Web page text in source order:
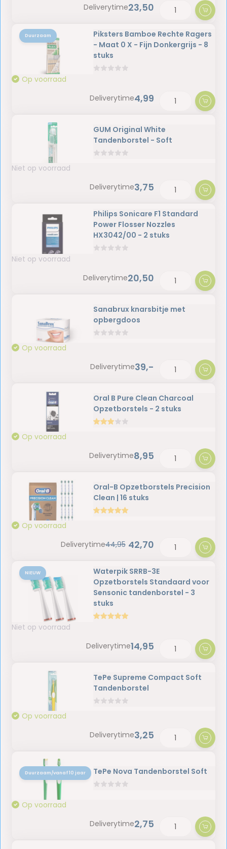
Deliverytime23,50
Duurzaam
Piksters Bamboe Rechte Ragers
- Maat 0 X - Fijn Donkergrijs - 8
stuks
Op voorraad
Deliverytime4,99
GUM Original White
Tandenborstel - Soft
Niet op voorraad
Deliverytime3,75
Philips Sonicare F1 Standard
Power Flosser Nozzles
HX3042/00 - 2 stuks
Niet op voorraad
Deliverytime20,50
Sanabrux knarsbitje met
opbergdoos
Op voorraad
Deliverytime39,-
Oral B Pure Clean Charcoal
Opzetborstels - 2 stuks
Op voorraad
Deliverytime8,95
Oral-B Opzetborstels Precision
Clean | 16 stuks
Op voorraad
Deliverytime44,95 42,70
NIEUW
Waterpik SRRB-3E
Opzetborstels Standaard voor
Sensonic tandenborstel - 3
stuks
Niet op voorraad
Deliverytime14,95
TePe Supreme Compact Soft
Tandenborstel
Op voorraad
Deliverytime3,25
Duurzaam/vanaf 10 jaar TePe Nova Tandenborstel Soft
Op voorraad
Deliverytime2,75